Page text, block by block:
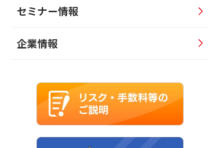
セミナー情報
企業情報